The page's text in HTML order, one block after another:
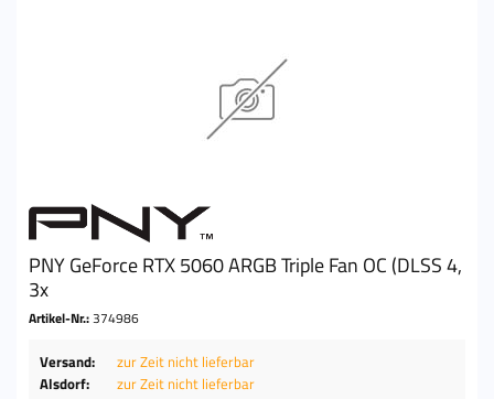
PNY GeForce RTX 5060 ARGB Triple Fan OC (DLSS 4,
3x
Artikel-Nr.:374986
Versand:
zur Zeit nicht lieferbar
Alsdorf:
zur Zeit nicht lieferbar